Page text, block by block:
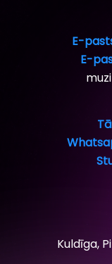
E-
E-
Kuldīga,